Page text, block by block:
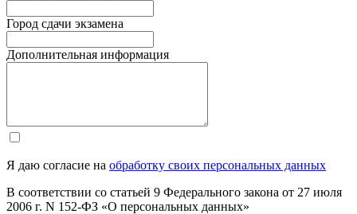
Город сдачи экзамена
Дополнительная информация
Я даю согласие на обработку своих персональных данных
В соответствии со статьей 9 Федерального закона от 27 июля
2006 г. N 152-ФЗ «О персональных данных»